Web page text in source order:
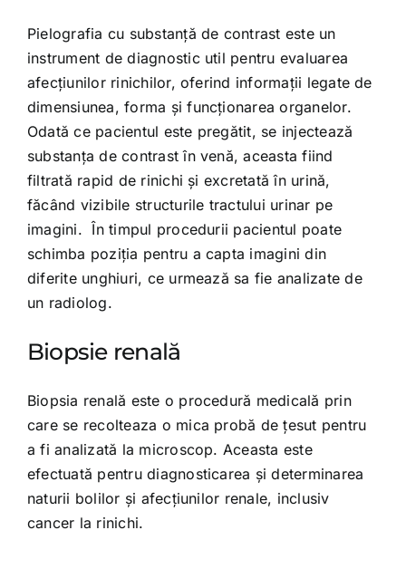
Pielografia cu substanță de contrast este un
instrument de diagnostic util pentru evaluarea
afecțiunilor rinichilor, oferind informații legate de
dimensiunea, forma și funcționarea organelor.
Odată ce pacientul este pregătit, se injectează
substanța de contrast în venă, aceasta fiind
filtrată rapid de rinichi și excretată în urină,
făcând vizibile structurile tractului urinar pe
imagini. În timpul procedurii pacientul poate
schimba poziția pentru a capta imagini din
diferite unghiuri, ce urmează sa fie analizate de
un radiolog.
Biopsie renală
Biopsia renală este o procedură medicală prin
care se recolteaza o mica probă de țesut pentru
a fi analizată la microscop. Aceasta este
efectuată pentru diagnosticarea și determinarea
naturii bolilor și afecțiunilor renale, inclusiv
cancer la rinichi.